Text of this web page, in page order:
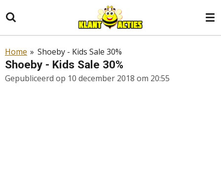
direct
naar
hoofdinhoud
Home » Shoeby - Kids Sale 30%
Shoeby - Kids Sale 30%
Gepubliceerd op 10 december 2018 om 20:55